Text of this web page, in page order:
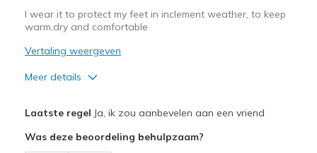
View On Shoes
I'm Into Shoes
I wear it to protect my feet in inclement weather, to keep
warm,dry and comfortable
Vertaling weergeven
Meer details
Comfortable
Laatste regel Ja, ik zou aanbevelen aan een vriend
Was deze beoordeling behulpzaam?